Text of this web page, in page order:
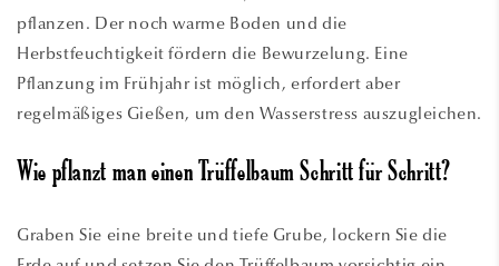
pflanzen. Der noch warme Boden und die
Herbstfeuchtigkeit fördern die Bewurzelung. Eine
Pflanzung im Frühjahr ist möglich, erfordert aber
regelmäßiges Gießen, um den Wasserstress auszugleichen.
Wie pflanzt man einen Trüffelbaum Schritt für Schritt?
Graben Sie eine breite und tiefe Grube, lockern Sie die